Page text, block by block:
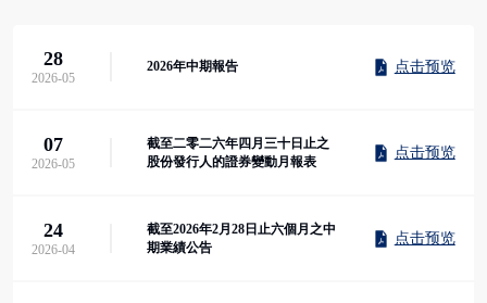
28
2026-05
2026年中期報告 点击预览
07
2026-05
截至二零二六年四月三十日止之
股份發行人的證券變動月報表
点击预览
24
2026-04
截至2026年2月28日止六個月之中
期業績公告
点击预览